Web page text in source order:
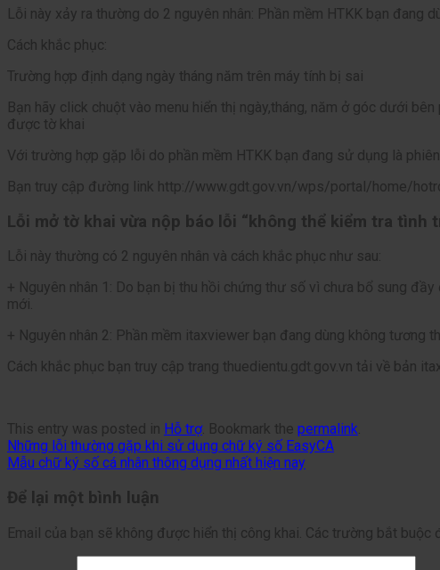
Lỗi này xảy ra thường do 2 nguyên nhân: Phần mềm HTKK bạn đang
Cách khắc phục:
Trường hợp định dạng ngày tháng năm trên máy tính bị sai
Bạn hãy click chuột vào menu hiển thị ngày,tháng, năm ở góc dưới
được tờ khai
Với trường hợp gặp lỗi do phần mềm HTKK bạn đang sử dụng là
Bạn truy cập đường link http://www.gdt.gov.vn/wps/portal/home/
Lỗi mở tờ khai vừa nộp báo lỗi “không thể kiểm tra tình
Lỗi này thường có 2 nguyên nhân và cách khắc phục như sau:
+ Nguyên nhân 1: Do bạn bị thu hồi chứng thư số vì chưa bổ sung
mới.
+ Nguyên nhân 2: Phần mềm itaxviewer bạn đang dùng không tương
Cách khắc phục bạn truy cập trang thuedientu.gdt.gov.vn tải về bản
This entry was posted in Hỗ trợ. Bookmark the permalink.
Những lỗi thường gặp khi sử dụng chữ ký số EasyCA
Mẫu chữ ký số cá nhân thông dụng nhất hiện nay
Để lại một bình luận
Email của bạn sẽ không được hiển thị công khai. Các trường bắt buộc